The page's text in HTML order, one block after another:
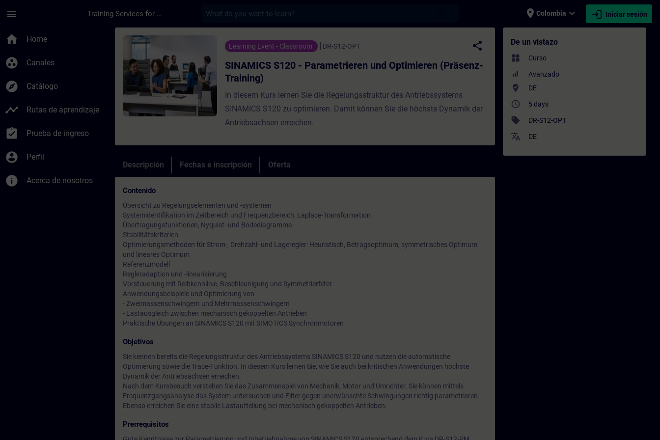
menu Training Services for Digital Industries place Colombia expand_more login Iniciar sesión
home Home
group_work Canales
explore Catálogo
timeline Rutas de aprendizaje
assignment_turned_in Prueba de ingreso
account_circle Perfil
info Acerca de nosotros
Curso - SINAMICS S120 - Parametrieren und Optimieren (Präsenz-Training) - Entrenamiento -
Learning Event - Classroom DR-S12-OPT
share
SINAMICS S120 - Parametrieren und Optimieren (Präsenz-
Training)
In diesem Kurs lernen Sie die Regelungsstruktur des Antriebssystems
SINAMICS S120 zu optimieren. Damit können Sie die höchste Dynamik der
Antriebsachsen erreichen.
Descripción Fechas e inscripción Oferta
Contenido
Übersicht zu Regelungselementen und -systemen
Systemidentifikation im Zeitbereich und Frequenzbereich, Laplace-Transformation
Übertragungsfunktionen, Nyquist- und Bodediagramme
Stabilitätskriterien
Optimierungsmethoden für Strom-, Drehzahl- und Lageregler: Heuristisch, Betragsoptimum, symmetrisches Optimum
und lineares Optimum
Referenzmodell
Regleradaption und -linearisierung
Vorsteuerung mit Reibkennlinie, Beschleunigung und Symmetrierfilter
Anwendungsbeispiele und Optimierung von
- Zweimassenschwingern und Mehrmassenschwingern
- Lastausgleich zwischen mechanisch gekoppelten Antrieben
Praktische Übungen an SINAMICS S120 mit SIMOTICS Synchronmotoren
Objetivos
Sie kennen bereits die Regelungsstruktur des Antriebssystems SINAMICS S120 und nutzen die automatische
Optimierung sowie die Trace-Funktion. In diesem Kurs lernen Sie, wie Sie auch bei kritischen Anwendungen höchste
Dynamik der Antriebsachsen erreichen.
Nach dem Kursbesuch verstehen Sie das Zusammenspiel von Mechanik, Motor und Umrichter. Sie können mittels
Frequenzgangsanalyse das System untersuchen und Filter gegen unerwünschte Schwingungen richtig parametrieren.
Ebenso erreichen Sie eine stabile Lastaufteilung bei mechanisch gekoppelten Antrieben.
Prerrequisitos
De un vistazo
widgets Curso
Avanzado
where_to_vote DE
access_time 5 days
sell DR-S12-OPT
translate DE